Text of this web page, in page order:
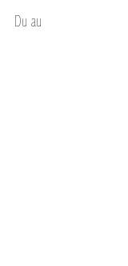
Du au